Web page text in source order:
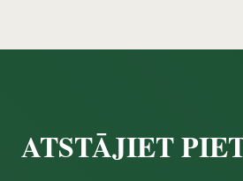
ATSTĀJIET